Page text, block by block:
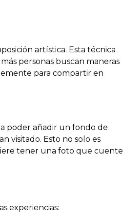
artística. Esta técnica
personas buscan maneras
para compartir en
poder añadir un fondo de
visitado. Esto no solo es
tener una foto que cuente
experiencias: